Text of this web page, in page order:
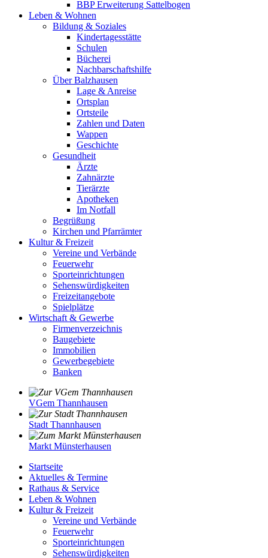
BBP Erweiterung Sattelbogen
Leben & Wohnen
Bildung & Soziales
Kindertagesstätte
Schulen
Bücherei
Nachbarschaftshilfe
Über Balzhausen
Lage & Anreise
Ortsplan
Ortsteile
Zahlen und Daten
Wappen
Geschichte
Gesundheit
Ärzte
Zahnärzte
Tierärzte
Apotheken
Im Notfall
Begrüßung
Kirchen und Pfarrämter
Kultur & Freizeit
Vereine und Verbände
Feuerwehr
Sporteinrichtungen
Sehenswürdigkeiten
Freizeitangebote
Spielplätze
Wirtschaft & Gewerbe
Firmenverzeichnis
Baugebiete
Immobilien
Gewerbegebiete
Banken
VGem Thannhausen
Stadt Thannhausen
Markt Münsterhausen
Startseite
Aktuelles & Termine
Rathaus & Service
Leben & Wohnen
Kultur & Freizeit
Vereine und Verbände
Feuerwehr
Sporteinrichtungen
Sehenswürdigkeiten